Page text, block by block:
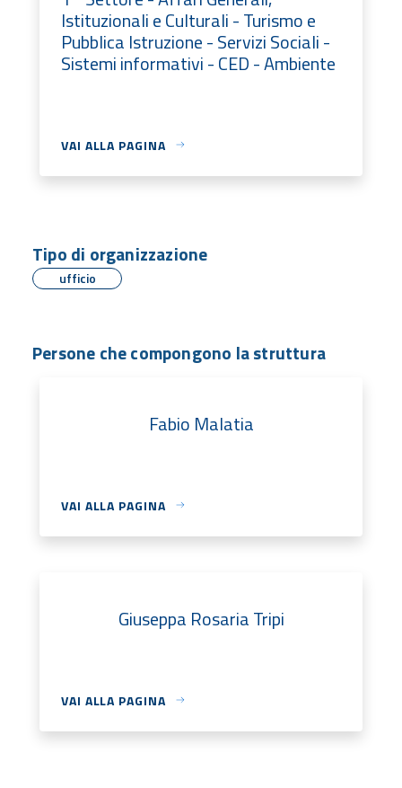
Istituzionali e Culturali - Turismo e
Pubblica Istruzione - Servizi Sociali -
Sistemi informativi - CED - Ambiente
VAI ALLA PAGINA
Tipo di organizzazione
ufficio
Persone che compongono la struttura
Fabio Malatia
VAI ALLA PAGINA
Giuseppa Rosaria Tripi
VAI ALLA PAGINA